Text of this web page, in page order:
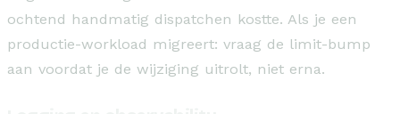
ochtend handmatig dispatchen kostte. Als je een
productie-workload migreert: vraag de limit-bump
aan voordat je de wijziging uitrolt, niet erna.